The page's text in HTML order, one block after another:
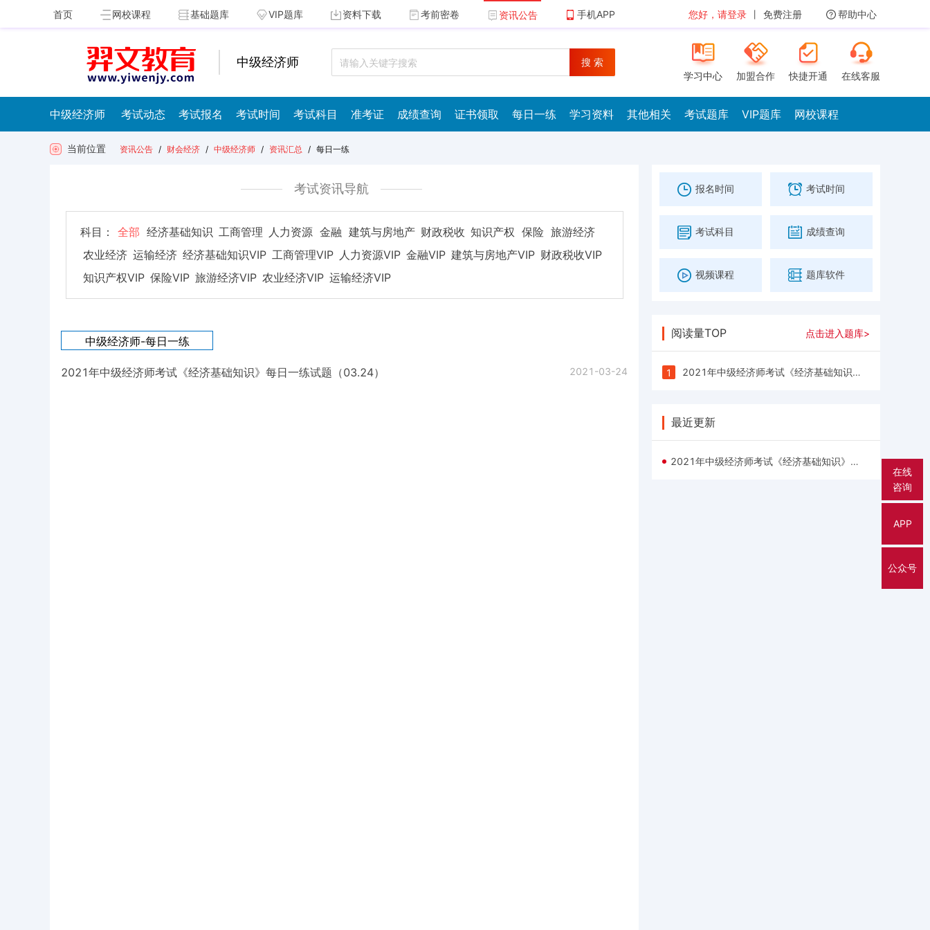
首页 网校课程 基础题库 VIP题库 资料下载 考前密卷 资讯公告 手机APP 您好，请登录 丨 免费注册 帮助中心
在线
咨询
APP
公众号
中级经济师
搜 索
学习中心
加盟合作 快捷开通 在线客服
中级经济师 考试动态 考试报名 考试时间 考试科目 准考证 成绩查询 证书领取 每日一练 学习资料 其他相关 考试题库 VIP题库 网校课程
当前位置 资讯公告 / 财会经济 / 中级经济师 / 资讯汇总 / 每日一练
考试资讯导航
科目： 全部 经济基础知识 工商管理 人力资源 金融 建筑与房地产 财政税收 知识产权 保险 旅游经济
农业经济 运输经济 经济基础知识VIP 工商管理VIP 人力资源VIP 金融VIP 建筑与房地产VIP 财政税收VIP
知识产权VIP 保险VIP 旅游经济VIP 农业经济VIP 运输经济VIP
中级经济师-每日一练
2021年中级经济师考试《经济基础知识》每日一练试题（03.24） 2021-03-24
报名时间 考试时间
考试科目 成绩查询
视频课程 题库软件
阅读量TOP 点击进入题库>
1 2021年中级经济师考试《经济基础知识》每日一练试题（03.24）
最近更新
2021年中级经济师考试《经济基础知识》每日一练试题（03.24）